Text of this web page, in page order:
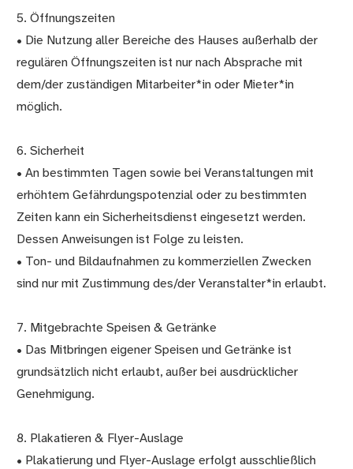
5. Öffnungszeiten
• Die Nutzung aller Bereiche des Hauses außerhalb der
regulären Öffnungszeiten ist nur nach Absprache mit
dem/der zuständigen Mitarbeiter*in oder Mieter*in
möglich.
6. Sicherheit
• An bestimmten Tagen sowie bei Veranstaltungen mit
erhöhtem Gefährdungspotenzial oder zu bestimmten
Zeiten kann ein Sicherheitsdienst eingesetzt werden.
Dessen Anweisungen ist Folge zu leisten.
• Ton- und Bildaufnahmen zu kommerziellen Zwecken
sind nur mit Zustimmung des/der Veranstalter*in erlaubt.
7. Mitgebrachte Speisen & Getränke
• Das Mitbringen eigener Speisen und Getränke ist
grundsätzlich nicht erlaubt, außer bei ausdrücklicher
Genehmigung.
8. Plakatieren & Flyer-Auslage
• Plakatierung und Flyer-Auslage erfolgt ausschließlich